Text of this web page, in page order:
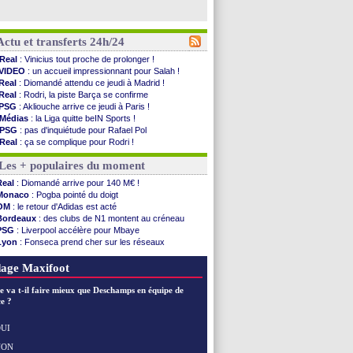
et transferts 24h/24
Real : Vinicius tout proche de prolonger !
: un accueil impressionnant pour Salah !
: Diomandé attendu ce jeudi à Madrid !
: Rodri, la piste Barça se confirme
: Akliouche arrive ce jeudi à Paris !
Médias : la Liga quitte beIN Sports !
PSG : pas d'inquiétude pour Rafael Pol
Real : ça se complique pour Rodri !
Barça: Ferran Torres donne son feu vert au ...
FIFA: des excuses après le projet
: c'est fait pour Fekir (officiel)
Real : réponse imminente de Vinicius
Arsenal : Nørgaard transféré à Everton (off.)
Al-Ahli : Deschamps a discuté !
PSG: Luis Enrique satisfait malgré tout
: Pogba pointé du doigt
: Zabiri n'est pas fan de la L1
: Thomasson et Cresswell réconciliés
: Mangala sur le départ
City
+ populaires du moment
: Diomandé arrive pour 140 M€ !
: Pogba pointé du doigt
: le retour d'Adidas est acté
: des clubs de N1 montent au créneau
: Liverpool accélère pour Mbaye
: Fonseca prend cher sur les réseaux
: une nouvelle offre pour Vinicius
Maxifoot
va t-il faire mieux que Deschamps en équipe de
?